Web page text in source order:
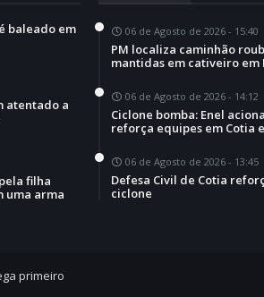
baleado em
atentado a
filha
uma arma
06 de Agosto de 2026 - 15:40
PM localiza caminhão
mantidas em cativeiro em
06 de Agosto de 2026 - 14:12
Ciclone bomba: Enel
reforça equipes em Cotia
06 de Agosto de 2026 - 13:45
Defesa Civil de Cotia
ciclone
primeiro